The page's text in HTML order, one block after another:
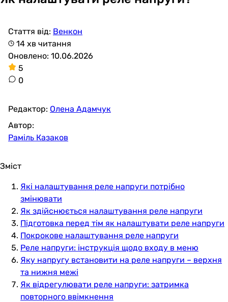
Стаття від: Венкон
14 хв читання
Оновлено: 10.06.2026
5
0
Редактор: Олена Адамчук
Автор:
Раміль Казаков
Зміст
Які налаштування реле напруги потрібно
змінювати
Як здійснюється налаштування реле напруги
Підготовка перед тім як налаштувати реле напруги
Покрокове налаштування реле напруги
Реле напруги: інструкція щодо входу в меню
Яку напругу встановити на реле напруги – верхня
та нижня межі
Як відрегулювати реле напруги: затримка
повторного ввімкнення